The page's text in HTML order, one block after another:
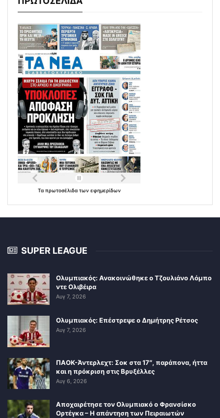
Τα πρωτοσέλιδα των εφημερίδων
SUPER LEAGUE
Ολυμπιακός: Ανακοινώθηκε ο Τζουλιάνο Λόμπο
ντε Ολιβέιρα
Αυγ 7, 2026
Ολυμπιακός: Επέστρεψε ο Δημήτρης Ρέτσος
Αυγ 7, 2026
ΠΑΟΚ-Άντερλεχτ: Σοκ στα 17″, παράπονα, ήττα
και η πρόκριση στις Βρυξέλλες
Αυγ 6, 2026
Αποχαιρέτησε τον Ολυμπιακό ο Φρανσίσκο
Ορτέγκα – Η απάντηση των Πειραιωτών